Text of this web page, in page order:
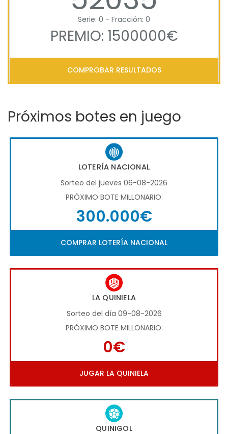
Serie: 0 - Fracción: 0
PREMIO: 1500000€
COMPROBAR RESULTADOS
Próximos botes en juego
LOTERÍA NACIONAL
Sorteo del jueves 06-08-2026
PRÓXIMO BOTE MILLONARIO:
300.000€
COMPRAR LOTERÍA NACIONAL
LA QUINIELA
Sorteo del día 09-08-2026
PRÓXIMO BOTE MILLONARIO:
0€
JUGAR LA QUINIELA
QUINIGOL